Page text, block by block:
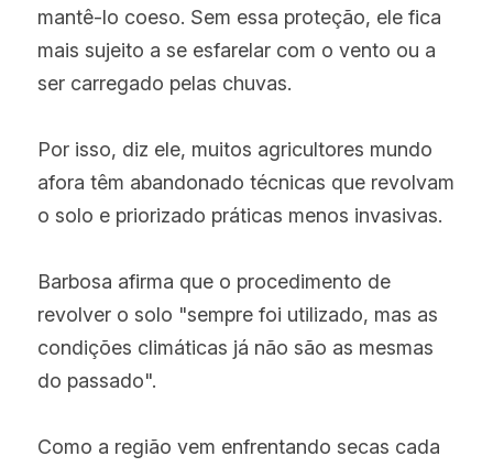
mantê-lo coeso. Sem essa proteção, ele fica
mais sujeito a se esfarelar com o vento ou a
ser carregado pelas chuvas.
Por isso, diz ele, muitos agricultores mundo
afora têm abandonado técnicas que revolvam
o solo e priorizado práticas menos invasivas.
Barbosa afirma que o procedimento de
revolver o solo "sempre foi utilizado, mas as
condições climáticas já não são as mesmas
do passado".
Como a região vem enfrentando secas cada